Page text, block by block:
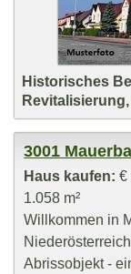
Historisches
3001
Haus kaufen: €
1.058 m²
Willkommen in
Abrissobjekt -